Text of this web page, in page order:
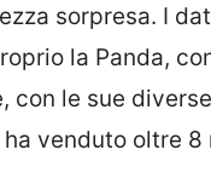
sorpresa. I
la Panda,
con le sue
venduto oltre 8